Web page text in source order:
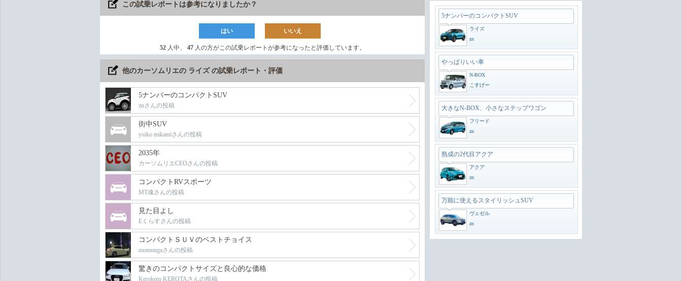
この試乗レポートは参考になりましたか？
はい いいえ
52 人中、 47 人の方がこの試乗レポートが参考になったと評価しています。
他のカーソムリエの ライズ の試乗レポート・評価
5ナンバーのコンパクトSUV
znさんの投稿
街中SUV
yuiko mikamiさんの投稿
2035年
カーソムリエCEOさんの投稿
コンパクトRVスポーツ
MT魂さんの投稿
見た目よし
Eくらすさんの投稿
コンパクトＳＵＶのベストチョイス
momongaさんの投稿
驚きのコンパクトサイズと良心的な価格
Kerokero KEROTAさんの投稿
5ナンバーのコンパクトSUV
ライズ
zn
やっぱりいい車
N-BOX
こすげー
大きなN-BOX、小さなステップワゴン
フリード
zn
熟成の2代目アクア
アクア
zn
万能に使えるスタイリッシュSUV
ヴェゼル
zn